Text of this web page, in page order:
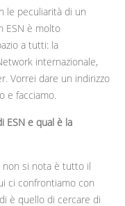
le peculiarità di un
ESN è molto
a tutti: la
internazionale,
Vorrei dare un indirizzo
e facciamo.
ESN e qual è la
non si nota è tutto il
ci confrontiamo con
è quello di cercare di